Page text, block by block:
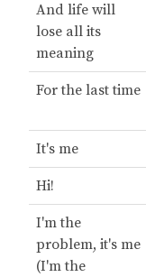
And life will
lose all its
meaning
For the last time
It's me
Hi!
I'm the
problem, it's me
(I'm the